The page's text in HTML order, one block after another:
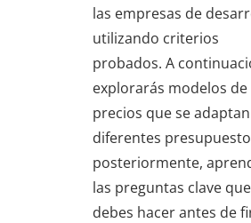
las empresas de
utilizando criterios
probados. A
explorarás modelos de
precios que se
diferentes
posteriormente,
las preguntas clave que
debes hacer antes de